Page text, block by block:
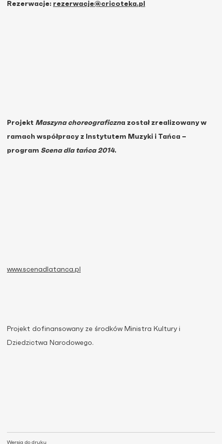
Wersja do druku
Rezerwacje: rezerwacje@cricoteka.pl
Projekt Maszyna choreograficzna został zrealizowany w
ramach współpracy z Instytutem Muzyki i Tańca –
program Scena dla tańca 2014.
www.scenadlatanca.pl
Projekt dofinansowany ze środków Ministra Kultury i
Dziedzictwa Narodowego.